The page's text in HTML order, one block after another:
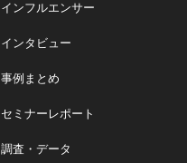
インフルエンサー
インタビュー
事例まとめ
セミナーレポート
調査・データ